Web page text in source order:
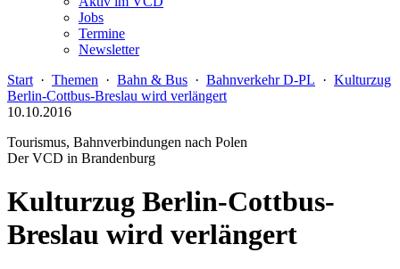
Jobs
Termine
Newsletter
Start · Themen · Bahn & Bus · Bahnverkehr D-PL · Kulturzug
Berlin-Cottbus-Breslau wird verlängert
10.10.2016
Tourismus, Bahnverbindungen nach Polen
Der VCD in Brandenburg
Kulturzug Berlin-Cottbus-
Breslau wird verlängert